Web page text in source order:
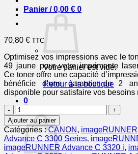
Panier /0,00 € 0
Votre panier est vide.
Retour à la boutique
0
70,80 € TTC
Optimisez vos impressions avec le
49 jaune pour votre imprimante
Ce toner offre une capacité
bénéficie d’une garantie de 2
disponible pour satisfaire vos besoins
quantité
de
8527B002
/
C-
Ajouter au panier
Catégories :CANON , imageRUNNER
Advance C 3300 Series,
imageRUNNER Advance C 3320 i,